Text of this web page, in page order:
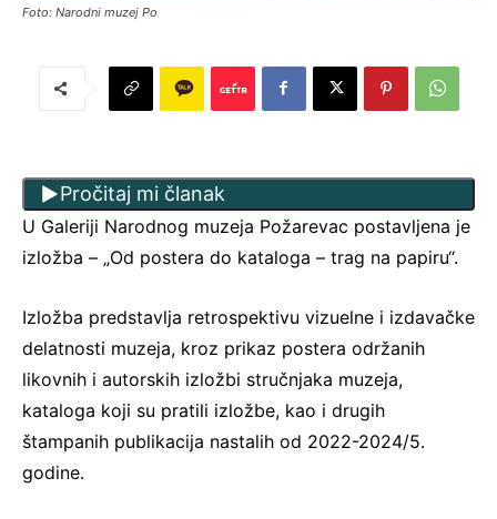
Foto: Narodni muzej Po
Pročitaj mi članak
U Galeriji Narodnog muzeja Požarevac postavljena je
izložba – „Od postera do kataloga – trag na papiru“.
Izložba predstavlja retrospektivu vizuelne i izdavačke
delatnosti muzeja, kroz prikaz postera održanih
likovnih i autorskih izložbi stručnjaka muzeja,
kataloga koji su pratili izložbe, kao i drugih
štampanih publikacija nastalih od 2022-2024/5.
godine.